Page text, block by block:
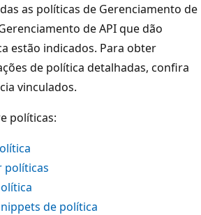
as políticas de Gerenciamento de
de API que dão
estão indicados. Para obter
de política detalhadas, confira
vinculados.
políticas:
políticas
de política